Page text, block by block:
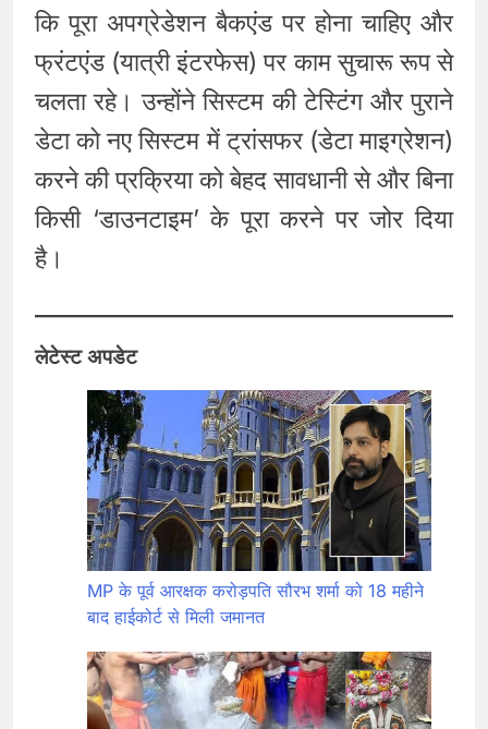
कि पूरा अपग्रेडेशन बैकएंड पर होना चाहिए और
फ्रंटएंड (यात्री इंटरफेस) पर काम सुचारू रूप से
चलता रहे। उन्होंने सिस्टम की टेस्टिंग और पुराने
डेटा को नए सिस्टम में ट्रांसफर (डेटा माइग्रेशन)
करने की प्रक्रिया को बेहद सावधानी से और बिना
किसी ‘डाउनटाइम’ के पूरा करने पर जोर दिया
है।
लेटेस्ट अपडेट
MP के पूर्व आरक्षक करोड़पति सौरभ शर्मा को 18 महीने
बाद हाईकोर्ट से मिली जमानत